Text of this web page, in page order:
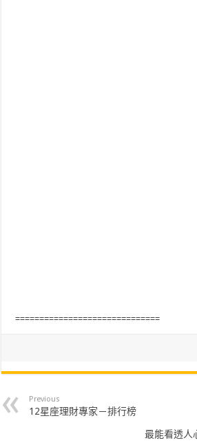
==============================
Previous
12星座理財專家－排行榜
最能看透人